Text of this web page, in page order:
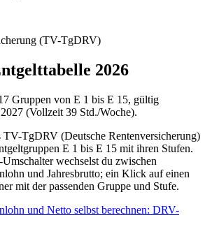
(TV-TgDRV)
2026
Gruppen von E 1 bis E 15, gültig
(Vollzeit 39 Std./Woche).
TV-TgDRV (Deutsche Rentenversicherung)
E 1 bis E 15 mit ihren Stufen.
wechselst du zwischen
und Jahresbrutto; ein Klick auf einen
mit der passenden Gruppe und Stufe.
und Netto selbst berechnen: DRV-